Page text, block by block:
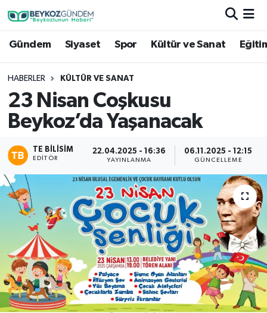
Gündem Siyaset Spor Kültür ve Sanat
HABERLER KÜLTÜR VE SANAT
23 Nisan Coşkusu
Beykoz’da Yaşanacak
TE BILISIM
EDITÖR
22.04.2025 - 16:36
YAYINLANMA
06.11.2025 - 12:15
GÜNCELLEME
Hava Durumu
Trafik Durumu
Süper Lig Puan Durumu ve Fikstür
Haber Arşivi